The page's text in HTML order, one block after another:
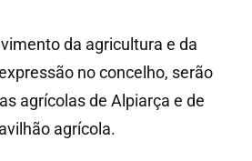
da agricultura e da
no concelho, serão
agrícolas de Alpiarça e de
agrícola.